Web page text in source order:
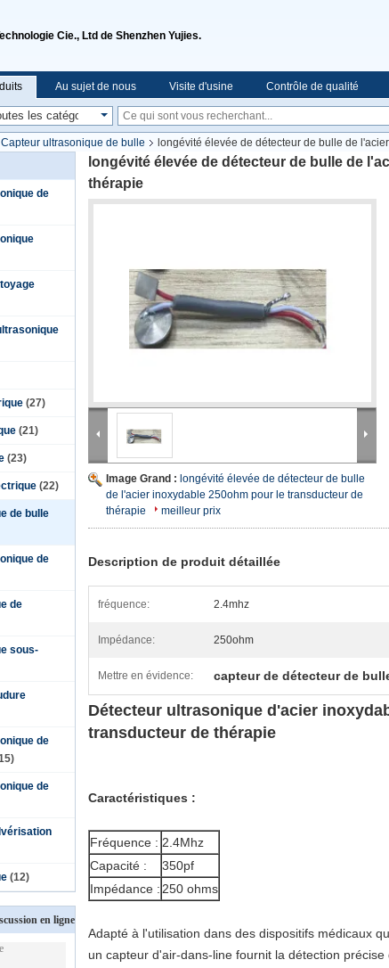
Cie., Ltd de Shenzhen Yujies.
Au sujet de nous Visite d'usine Contrôle de qualité
Capteur ultrasonique de bulle
longévité élevée de détecteur de bulle de
de
(27)
(21)
(23)
(22)
de bulle
de
de
sous-
de
de
(12)
en ligne
longévité élevée de détecteur de bulle de
thérapie
Image Grand : longévité élevée de détecteur de bulle
de l'acier inoxydable 250ohm pour le transducteur de
thérapie
meilleur prix
Description de produit détaillée
fréquence: 2.4mhz
Impédance: 250ohm
Mettre en évidence: capteur de détecteur de
Détecteur ultrasonique d'acier
transducteur de thérapie
Caractéristiques :
Fréquence : 2.4Mhz
Capacité :
350pf
Impédance : 250 ohms
Adapté à l'utilisation dans des dispositifs médicaux
un capteur d'air-dans-line fournit la détection